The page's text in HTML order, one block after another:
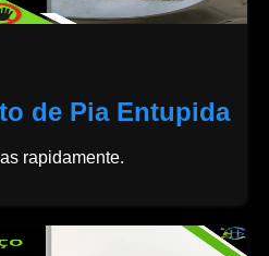
de Pia Entupida
rapidamente.